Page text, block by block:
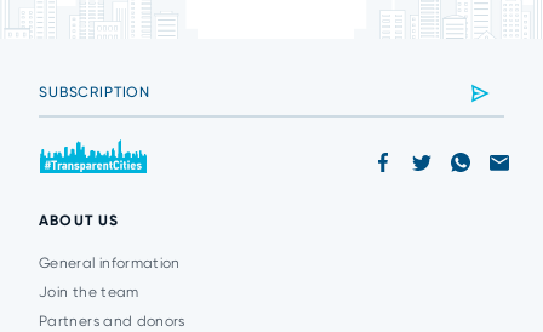
ABOUT US
General information
Join the team
Partners and donors